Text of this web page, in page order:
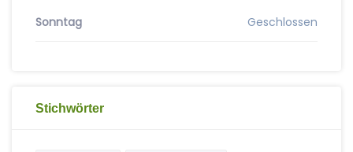
Sonntag Geschlossen
Stichwörter